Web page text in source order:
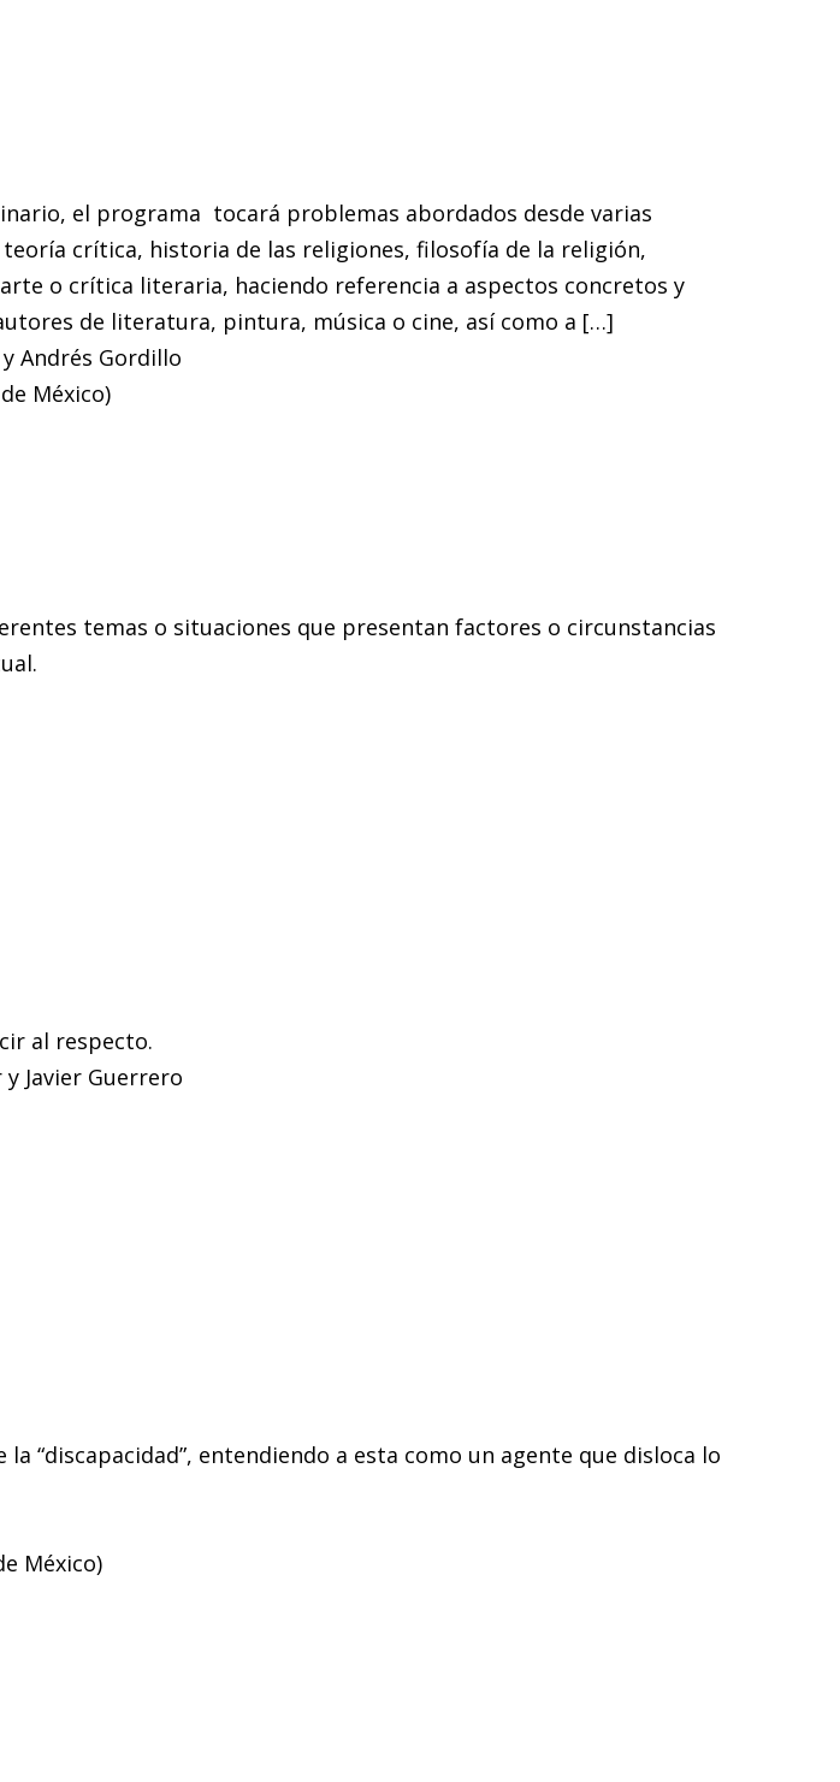
el programa tocará problemas abordados desde varias
crítica, historia de las religiones, filosofía de la religión,
o crítica literaria, haciendo referencia a aspectos concretos y
de literatura, pintura, música o cine, así como a […]
Andrés Gordillo
México)
temas o situaciones que presentan factores o circunstancias
al respecto.
Javier Guerrero
“discapacidad”, entendiendo a esta como un agente que disloca lo
México)